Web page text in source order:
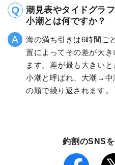
潮見表やタイドグラ
小潮とは何ですか？
海の満ち引きは6時間ご
置によってその差が大
ます。差が最も大きい
小潮と呼ばれ、大潮→
の順で繰り返されます。
釣割のSNS